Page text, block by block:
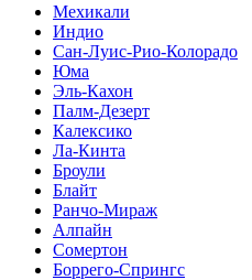
Мехикали
Индио
Сан-Луис-Рио-Колорадо
Юма
Эль-Кахон
Палм-Дезерт
Калексико
Ла-Кинта
Броули
Блайт
Ранчо-Мираж
Алпайн
Сомертон
Боррего-Спрингс